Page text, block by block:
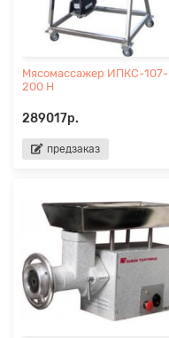
Мясомассажер ИПКС-107-
200 Н
289017р.
предзаказ